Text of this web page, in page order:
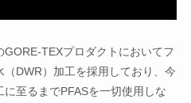
TEXプロダクトにおいてフ
DWR）加工を採用しており、今
至るまでPFASを一切使用しな